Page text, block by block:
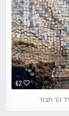
62